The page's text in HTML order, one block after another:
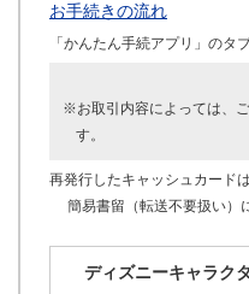
お手続きの流れ
「かんたん手続アプリ」のタ
※お取引内容によっては、
す。
再発行したキャッシュカード
簡易書留（転送不要扱い）
ディズニーキャラク